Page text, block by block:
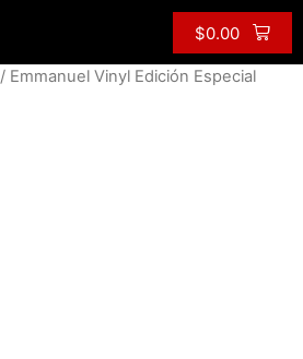
$0.00
/ Emmanuel Vinyl Edición Especial